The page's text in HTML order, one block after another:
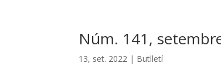
Núm. 141,
13, set. 2022 | Butlletí